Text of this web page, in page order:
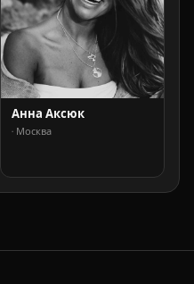
Анна Аксюк
· Москва